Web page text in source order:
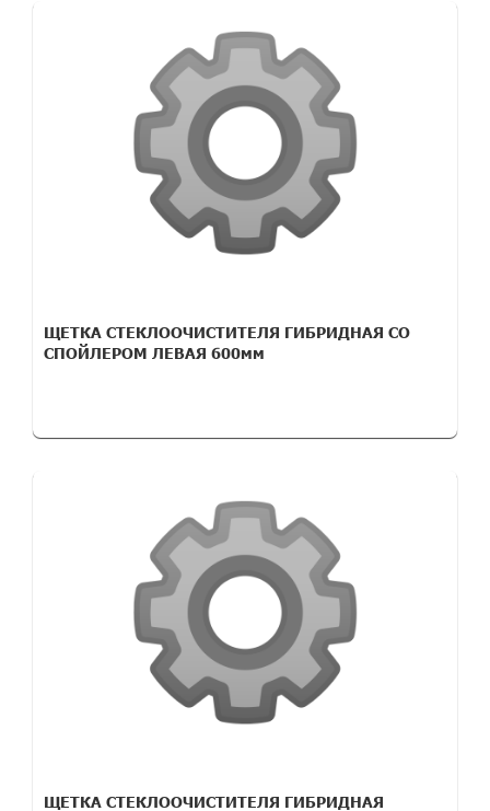
ЩЕТКА СТЕКЛООЧИСТИТЕЛЯ ГИБРИДНАЯ СО
СПОЙЛЕРОМ ЛЕВАЯ 600мм
ЩЕТКА СТЕКЛООЧИСТИТЕЛЯ ГИБРИДНАЯ